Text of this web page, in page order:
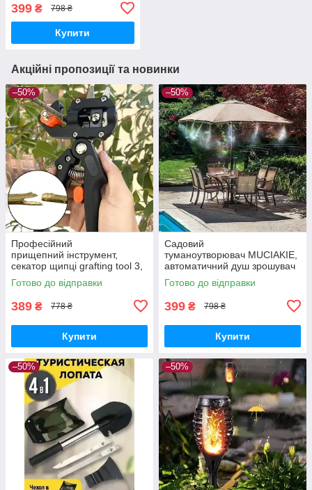
тераси, кафе, дачі, газону, теплиць
399 ₴ 798 ₴
Купити
Акційні пропозиції та новинки
–50%
Професійний
прищепний інструмент,
секатор щипці grafting tool 3,
прилад для щеплення та
обрізки гілок дерев, рослин,
Готово до відправки
389 ₴ 778 ₴
Купити
–50%
Садовий
туманоутворювач MUCIAKIE,
автоматичний душ зрошувач
розпилювач для
тераси, кафе, дачі, газону, те
Готово до відправки
399 ₴ 798 ₴
Купити
–50% –50%